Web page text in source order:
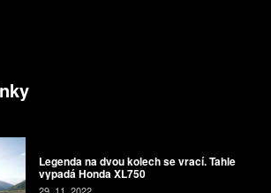
Legenda na dvou kolech se vrací. Tahle
vypadá Honda XL750
29. 11. 2022